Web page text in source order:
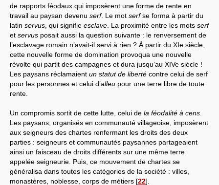
de rapports féodaux qui imposèrent une forme de rente en
travail au paysan devenu serf. Le mot serfse forma à partir du
latin servus , qui signifie esclave . La proximité entre les mots serf
et servus posait aussi la question suivante : le renversement de
l’esclavage romain n’avait-il servi à rien ? À partir du XIe siècle,
cette nouvelle forme de domination provoqua une nouvelle
révolte qui partit des campagnes et dura jusqu’au XIVe siècle !
Les paysans réclamaient un statut de liberté contre celui de serf
pour les personnes et celui d’alleu pour une terre libre de toute
rente.
Un compromis sortit de cette lutte, celui de la féodalité à cens
Les paysans, organisés en communauté villageoise, imposèrent
aux seigneurs des chartes renfermant les droits des deux
parties : seigneurs et communautés paysannes partageaient
ainsi un faisceau de droits différents sur une même terre
appelée seigneurie. Puis, ce mouvement de chartes se
généralisa dans toutes les catégories de la société : villes,
monastères, noblesse, corps de métiers [22]